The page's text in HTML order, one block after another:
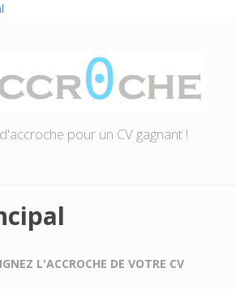
pour un CV gagnant !
L'ACCROCHE DE VOTRE CV